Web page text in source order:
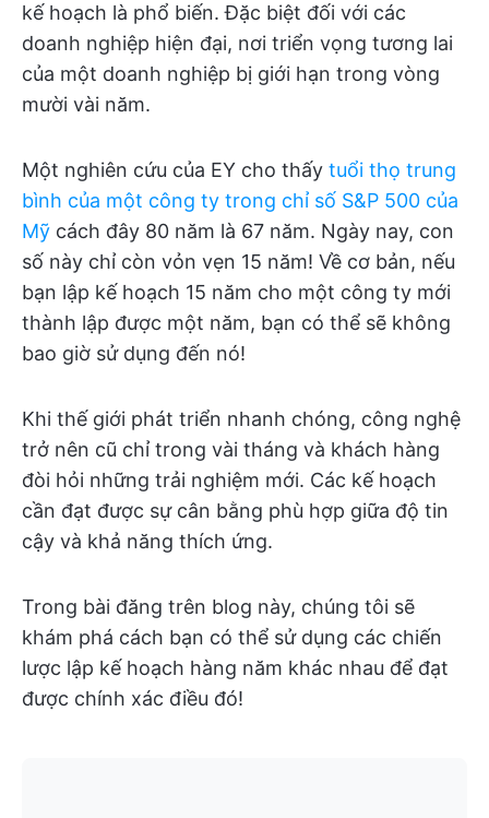
kế hoạch là phổ biến. Đặc biệt đối với các
doanh nghiệp hiện đại, nơi triển vọng tương lai
của một doanh nghiệp bị giới hạn trong vòng
mười vài năm.
Một nghiên cứu của EY cho thấy tuổi thọ trung
bình của một công ty trong chỉ số S&P 500 của
Mỹ cách đây 80 năm là 67 năm. Ngày nay, con
số này chỉ còn vỏn vẹn 15 năm! Về cơ bản, nếu
bạn lập kế hoạch 15 năm cho một công ty mới
thành lập được một năm, bạn có thể sẽ không
bao giờ sử dụng đến nó!
Khi thế giới phát triển nhanh chóng, công nghệ
trở nên cũ chỉ trong vài tháng và khách hàng
đòi hỏi những trải nghiệm mới. Các kế hoạch
cần đạt được sự cân bằng phù hợp giữa độ tin
cậy và khả năng thích ứng.
Trong bài đăng trên blog này, chúng tôi sẽ
khám phá cách bạn có thể sử dụng các chiến
lược lập kế hoạch hàng năm khác nhau để đạt
được chính xác điều đó!